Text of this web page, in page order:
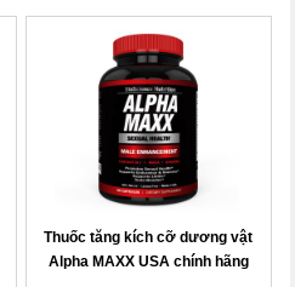
Thuốc tăng kích cỡ dương vật
Alpha MAXX USA chính hãng